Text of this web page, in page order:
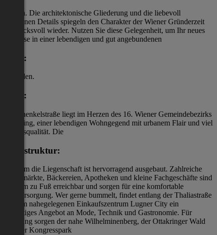
suchen. Die architektonische Gliederung und die liebevoll
erhaltenen Details spiegeln den Charakter der Wiener Gründerzeit
eindrucksvoll wieder. Nutzen Sie diese Gelegenheit, um Ihr neues
Zuhause in einer lebendigen und gut angebundenen
Lage:
zu finden.
Lage:
Die Enenkelstraße liegt im Herzen des 16. Wiener Gemeindebezirks
Ottakring, einer lebendigen Wohngegend mit urbanem Flair und viel
Lebensqualität. Die
Infrastruktur:
rund um die Liegenschaft ist hervorragend ausgebaut. Zahlreiche
Supermärkte, Bäckereien, Apotheken und kleine Fachgeschäfte sind
bequem zu Fuß erreichbar und sorgen für eine komfortable
Nahversorgung. Wer gerne bummelt, findet entlang der Thaliastraße
oder im nahegelegenen Einkaufszentrum Lugner City ein
vielfältiges Angebot an Mode, Technik und Gastronomie. Für
Erholung sorgen der nahe Wilhelminenberg, der Ottakringer Wald
und der Kongresspark